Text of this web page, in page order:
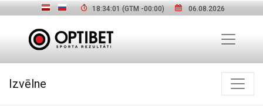
18:34:02 (GTM -00:00) 06.08.2026
Izvēlne